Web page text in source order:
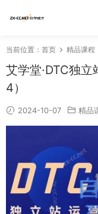
当前位置： 首页 精品课程
艾学堂·DTC独
4）
2024-10-07 精品